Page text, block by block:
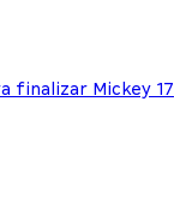
finalizar Mickey 17